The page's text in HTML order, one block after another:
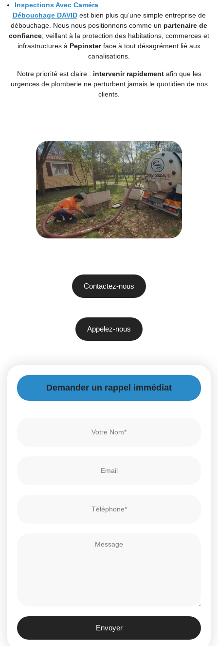
Inspections Avec Caméra
Débouchage DAVIDest bien plus qu’une simple entreprise de
débouchage. Nous nous positionnons comme un partenaire de
confiance, veillant à la protection des habitations, commerces et
infrastructures à Pepinsterface à tout désagrément lié aux
canalisations.
Notre priorité est claire : intervenir rapidementafin que les
urgences de plomberie ne perturbent jamais le quotidien de nos
clients.
Contactez-nous
Appelez-nous
Demander un rappel immédiat
Envoyer